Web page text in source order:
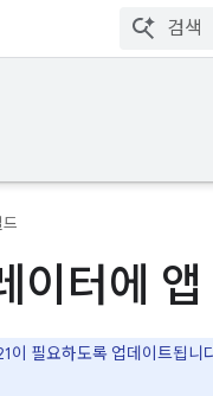
드
터에 앱
필요하도록 업데이트됩니